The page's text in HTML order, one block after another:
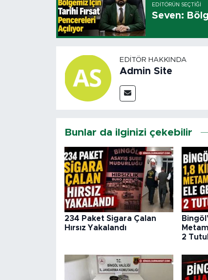
EDITÖRÜN SEÇTIĞI
Seven:
EDITÖR HAKKINDA
Admin Site
Bunlar da ilginizi çekebilir
234 Paket Sigara Çalan
Hırsız Yakalandı
2